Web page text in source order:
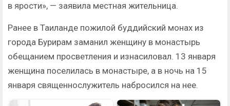
в ярости», — заявила местная жительница.
Ранее в Таиланде пожилой буддийский монах из
города Бурирам заманил женщину в монастырь
обещанием просветления и изнасиловал. 13 января
женщина поселилась в монастыре, а в ночь на 15
января священнослужитель набросился на нее.